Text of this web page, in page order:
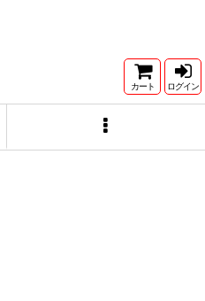
カート ログイン